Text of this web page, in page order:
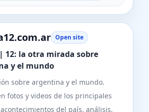
Open site
12: la otra mirada sobre
y el mundo
sobre argentina y el mundo.
fotos y videos de los principales
del país. análisis,